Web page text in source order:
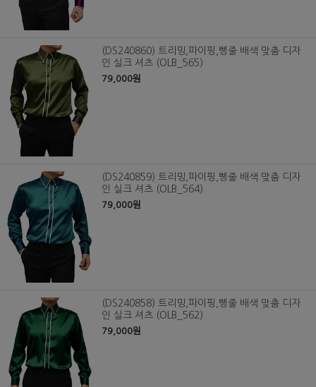
(DS240860) 트리밍,파이핑,삥줄 배색 맞춤 디자
인 실크 셔츠 (OLB_565)
79,000원
(DS240859) 트리밍,파이핑,삥줄 배색 맞춤 디자
인 실크 셔츠 (OLB_564)
79,000원
(DS240858) 트리밍,파이핑,삥줄 배색 맞춤 디자
인 실크 셔츠 (OLB_562)
79,000원